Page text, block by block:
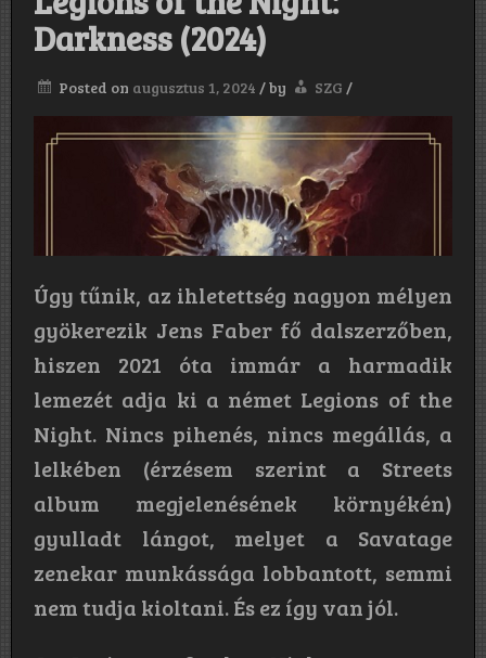
Darkness (2024)
Posted on augusztus 1, 2024 /by SZG /
Úgy tűnik, az ihletettség nagyon mélyen
gyökerezik Jens Faber fő dalszerzőben,
hiszen 2021 óta immár a harmadik
lemezét adja ki a német Legions of the
Night. Nincs pihenés, nincs megállás, a
lelkében (érzésem szerint a Streets
album megjelenésének környékén)
gyulladt lángot, melyet a Savatage
zenekar munkássága lobbantott, semmi
nem tudja kioltani. És ez így van jól.